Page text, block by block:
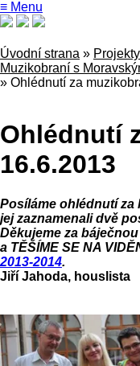
≡ Menu
Úvodní strana » Projekty
Muzikobraní s
» Ohlédnutí za
Ohlédnutí
16.6.2013
Posíláme ohlédnutí za
jej zaznamenali dvě
Děkujeme za
a TĚŠÍME SE NA
2013-2014.
Jiří Jahoda, houslista